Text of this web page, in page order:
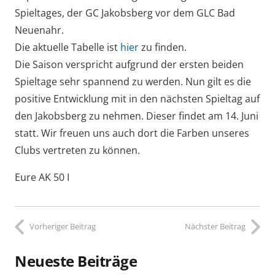
Spieltages, der GC Jakobsberg vor dem GLC Bad
Neuenahr.
Die aktuelle Tabelle ist hierzu finden.
Die Saison verspricht aufgrund der ersten beiden
Spieltage sehr spannend zu werden. Nun gilt es die
positive Entwicklung mit in den nächsten Spieltag auf
den Jakobsberg zu nehmen. Dieser findet am 14. Juni
statt. Wir freuen uns auch dort die Farben unseres
Clubs vertreten zu können.
Eure AK 50 I
Vorheriger Beitrag Nächster Beitrag
Neueste Beiträge